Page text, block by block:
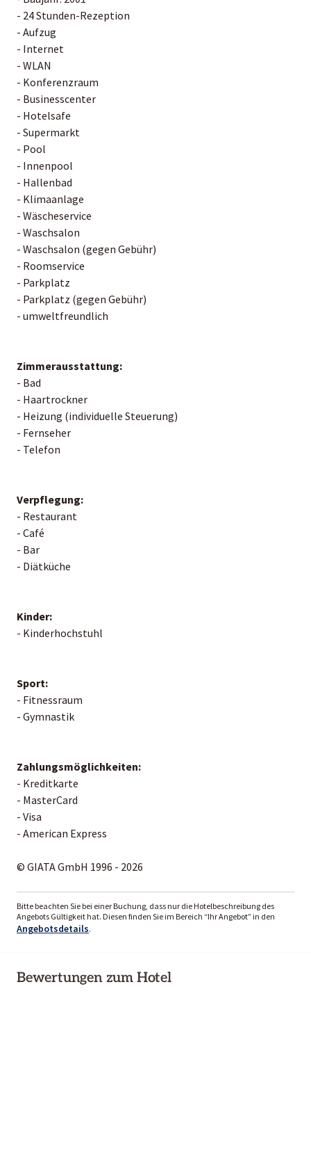
- 24 Stunden-Rezeption
- Aufzug
- Internet
- WLAN
- Konferenzraum
- Businesscenter
- Hotelsafe
- Supermarkt
- Pool
- Innenpool
- Hallenbad
- Klimaanlage
- Wäscheservice
- Waschsalon
- Waschsalon (gegen Gebühr)
- Roomservice
- Parkplatz
- Parkplatz (gegen Gebühr)
- umweltfreundlich
Zimmerausstattung:
- Bad
- Haartrockner
- Heizung (individuelle Steuerung)
- Fernseher
- Telefon
Verpflegung:
- Restaurant
- Café
- Bar
- Diätküche
Kinder:
- Kinderhochstuhl
Sport:
- Fitnessraum
- Gymnastik
Zahlungsmöglichkeiten:
- Kreditkarte
- MasterCard
- Visa
- American Express
© GIATA GmbH 1996 - 2026
Bitte beachten Sie bei einer Buchung, dass nur die Hotelbeschreibung des
Angebots Gültigkeit hat. Diesen finden Sie im Bereich “Ihr Angebot” in den
Angebotsdetails.
Bewertungen zum Hotel